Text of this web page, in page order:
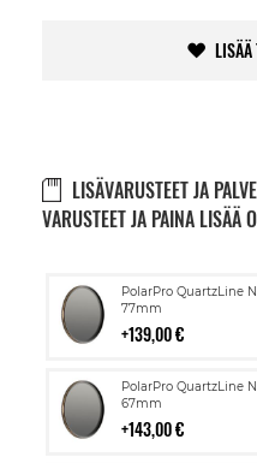
LISÄÄ
LISÄVARUSTEET JA
VARUSTEET JA PAINA LISÄÄ
PolarPro QuartzLine
77mm
139,00 €
Lisää
ostoskoriin
PolarPro QuartzLine
67mm
143,00 €
Lisää
ostoskoriin